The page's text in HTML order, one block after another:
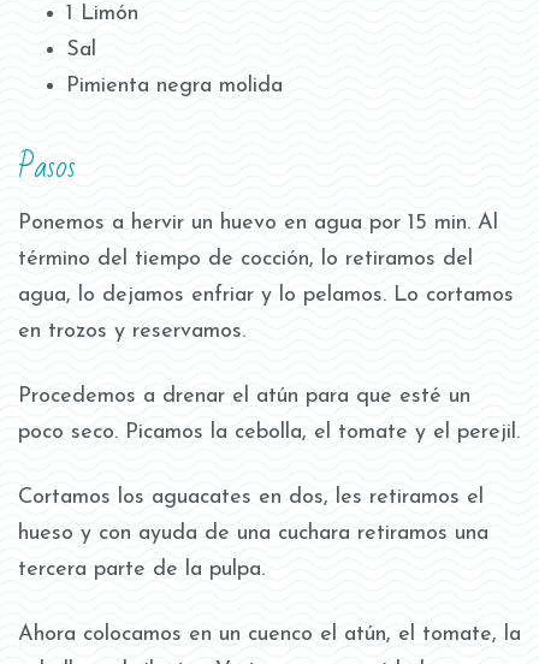
1 Limón
Sal
Pimienta negra molida
Pasos
Ponemos a hervir un huevo en agua por 15 min. Al
término del tiempo de cocción, lo retiramos del
agua, lo dejamos enfriar y lo pelamos. Lo cortamos
en trozos y reservamos.
Procedemos a drenar el atún para que esté un
poco seco. Picamos la cebolla, el tomate y el perejil.
Cortamos los aguacates en dos, les retiramos el
hueso y con ayuda de una cuchara retiramos una
tercera parte de la pulpa.
Ahora colocamos en un cuenco el atún, el tomate, la